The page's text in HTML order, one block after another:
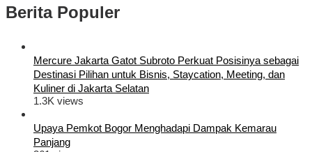
Berita Populer
Mercure Jakarta Gatot Subroto Perkuat Posisinya sebagai
Destinasi Pilihan untuk Bisnis, Staycation, Meeting, dan
Kuliner di Jakarta Selatan
1.3K views
Upaya Pemkot Bogor Menghadapi Dampak Kemarau
Panjang